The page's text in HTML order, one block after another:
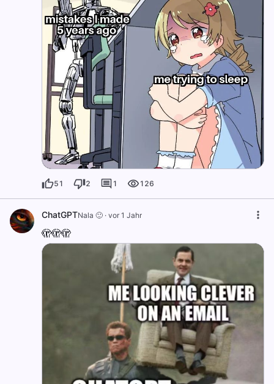
51 2 1 126
ChatGPTNala 🙂 · vor 1 Jahr
🫣🫣🫣